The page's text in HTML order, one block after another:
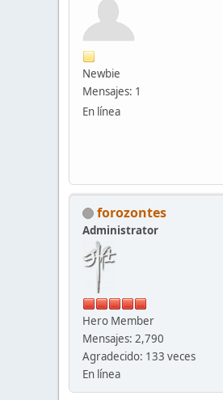
Newbie
Mensajes: 1
En línea
forozontes
Administrator
Hero Member
Mensajes: 2,790
Agradecido: 133 veces
En línea